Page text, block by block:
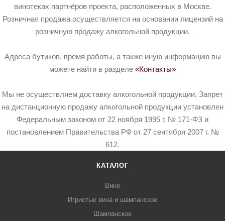
винотеках партнёров проекта, расположенных в Москве.
Розничная продажа осуществляется на основании лицензий на
розничную продажу алкогольной продукции.
Адреса бутиков, время работы, а также иную информацию вы
можете найти в разделе «Контакты»
Мы не осуществляем доставку алкогольной продукции. Запрет
на дистанционную продажу алкогольной продукции установлен
Федеральным законом от 22 ноября 1995 г. № 171-ФЗ и
постановлением Правительства РФ от 27 сентября 2007 г. №
612.
КАТАЛОГ
Вино
Игристые вина и шампанское
Шампанское